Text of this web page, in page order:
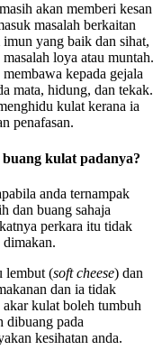
akan memberi kesan
masalah berkaitan
yang baik dan sihat,
loya atau muntah.
kepada gejala
mata, hidung, dan tekak.
kulat kerana ia
penafasan.
kulat padanya?
anda ternampak
dan buang sahaja
perkara itu tidak
lembut (soft cheese) dan
dan ia tidak
kulat boleh tumbuh
dibuang pada
kesihatan anda.